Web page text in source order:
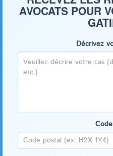
AVOCATS POUR
Décrivez